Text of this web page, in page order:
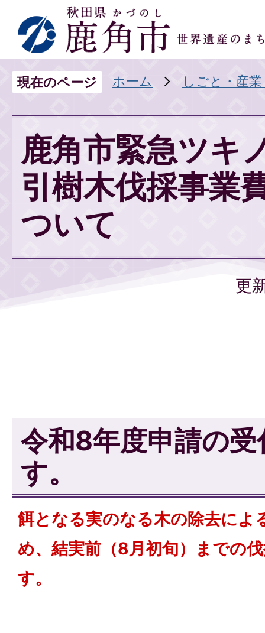
現在のページ ホーム しごと・産
鹿角市緊急ツキ
引樹木伐採事業
ついて
更
令和8年度申請の
す。
餌となる実のなる木の除去によ
め、結実前（8月初旬）までの
す。